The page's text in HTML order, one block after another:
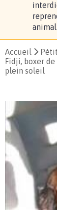
Accueil
Fidji, boxer
plein soleil